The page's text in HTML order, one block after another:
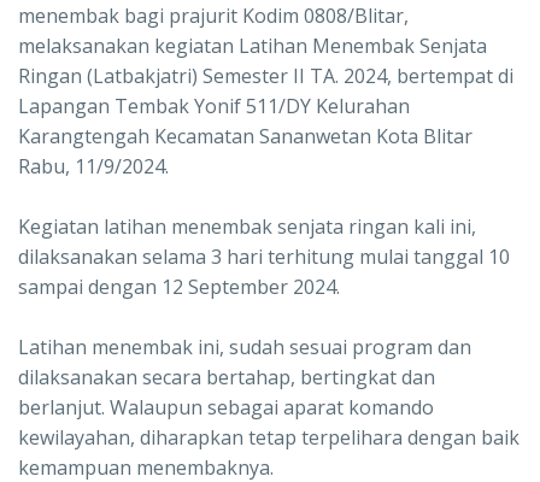
menembak bagi prajurit Kodim 0808/Blitar,
melaksanakan kegiatan Latihan Menembak Senjata
Ringan (Latbakjatri) Semester II TA. 2024, bertempat di
Lapangan Tembak Yonif 511/DY Kelurahan
Karangtengah Kecamatan Sananwetan Kota Blitar
Rabu, 11/9/2024.
Kegiatan latihan menembak senjata ringan kali ini,
dilaksanakan selama 3 hari terhitung mulai tanggal 10
sampai dengan 12 September 2024.
Latihan menembak ini, sudah sesuai program dan
dilaksanakan secara bertahap, bertingkat dan
berlanjut. Walaupun sebagai aparat komando
kewilayahan, diharapkan tetap terpelihara dengan baik
kemampuan menembaknya.